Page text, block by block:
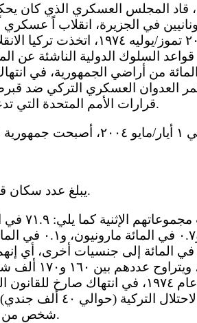
في الجزيرة، انقلاب اً
ديموقراطي اً. وفي ٢٠ تموز/
السلوك الدولية الناشئة عن
تركيا 36.2 في المائة من أراضي الجمهورية،
العدوان العسكري التركي ضد
قرارات الأمم المتحدة التي تدعو إلى انسحاب القوات الأجنبية من قبرص.
22- يبلغ عدد سكان قبرص ٩٠٠ ٨٦٥ نسمة (نهاية عام ٢٠١٢).
الأتراك، وينتمي ١٨.٦ في المائة إلى
الأرقام
الغزو التركي في عام ١٩٧٤، في
شخص من القبارصة الأتراك قد هاجروا منذ عام ١٩٧٤.